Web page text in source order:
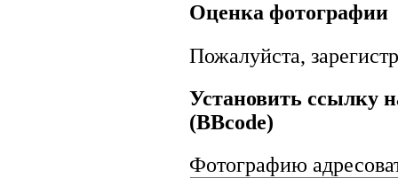
Оценка фотографии
Пожалуйста,
Установить ссылку
(BBcode)
Фотографию